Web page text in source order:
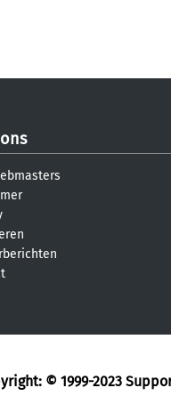
© 1999-2023